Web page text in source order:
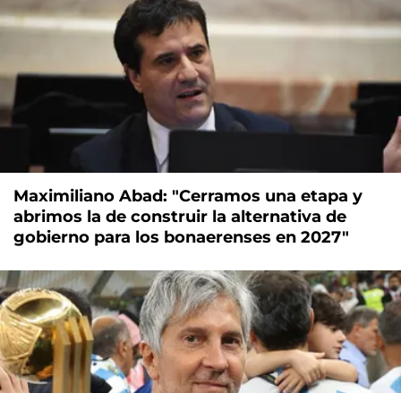
Maximiliano Abad: "Cerramos una etapa y
abrimos la de construir la alternativa de
gobierno para los bonaerenses en 2027"